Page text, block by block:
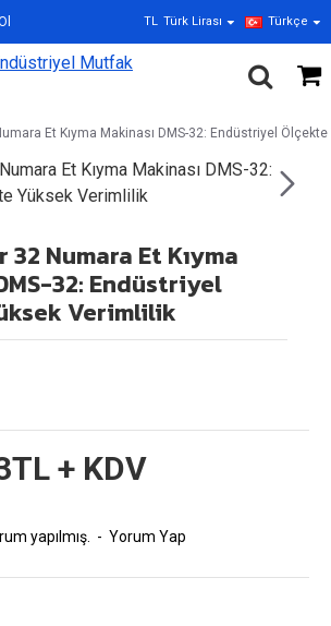
TL Türk Lirası Türkçe
Et Kıyma Makinası DMS-32: Endüstriyel
32 Numara Et Kıyma
32: Endüstriyel
Verimlilik
yapılmış. - Yorum Yap
+ KDV